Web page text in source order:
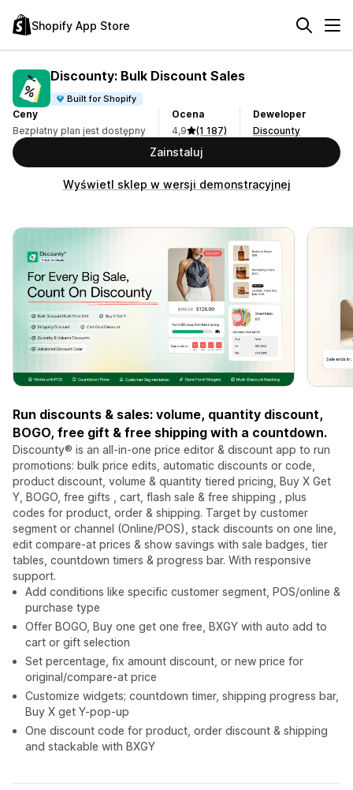
Shopify App Store
Discounty: Bulk Discount Sales
Built for Shopify
Ceny
Bezpłatny plan jest dostępny
Ocena
4,9
(1 187)
Deweloper
Discounty
Zainstaluj
Wyświetl sklep w wersji demonstracyjnej
Run discounts & sales: volume, quantity discount,
BOGO, free gift & free shipping with a countdown.
Discounty® is an all-in-one price editor & discount app to run
promotions: bulk price edits, automatic discounts or code,
product discount, volume & quantity tiered pricing, Buy X Get
Y, BOGO, free gifts , cart, flash sale & free shipping , plus
codes for product, order & shipping. Target by customer
segment or channel (Online/POS), stack discounts on one line,
edit compare-at prices & show savings with sale badges, tier
tables, countdown timers & progress bar. With responsive
support.
Add conditions like specific customer segment, POS/online &
purchase type
Offer BOGO, Buy one get one free, BXGY with auto add to
cart or gift selection
Set percentage, fix amount discount, or new price for
original/compare-at price
Customize widgets; countdown timer, shipping progress bar,
Buy X get Y-pop-up
One discount code for product, order discount & shipping
and stackable with BXGY